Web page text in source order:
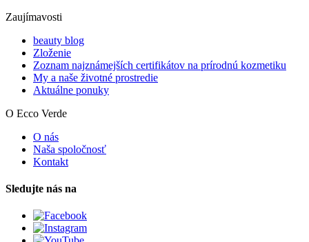
Zaujímavosti
beauty blog
Zloženie
Zoznam najznámejších certifikátov na prírodnú kozmetiku
My a naše životné prostredie
Aktuálne ponuky
O Ecco Verde
O nás
Naša spoločnosť
Kontakt
Sledujte nás na